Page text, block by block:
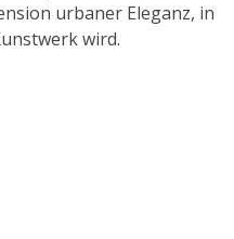
urbaner Eleganz, in
wird.